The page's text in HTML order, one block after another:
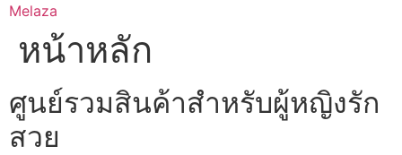
Skip
content
Melaza
หน้าหลัก
ศูนย์รวมสินค้าสำหรับผู้หญิงรัก
สวย